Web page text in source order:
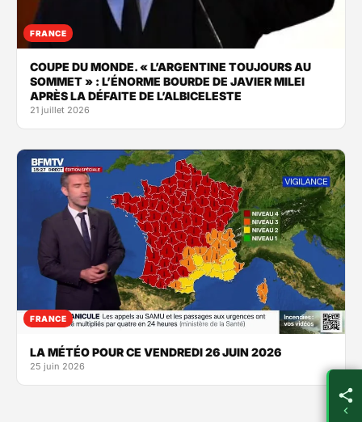
FRANCE
COUPE DU MONDE. « L’ARGENTINE TOUJOURS AU
SOMMET » : L’ÉNORME BOURDE DE JAVIER MILEI
APRÈS LA DÉFAITE DE L’ALBICELESTE
21 juillet 2026
FRANCE
LA MÉTÉO POUR CE VENDREDI 26 JUIN 2026
25 juin 2026